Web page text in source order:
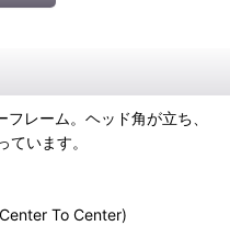
レーム。ヘッド角が立ち、
います。
To Center)